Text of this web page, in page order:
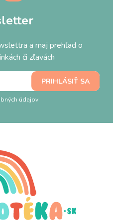
a maj prehľad o
či zľavách
údajov